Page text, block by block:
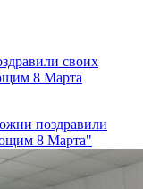
своих
8 Марта
поздравили
8 Марта"